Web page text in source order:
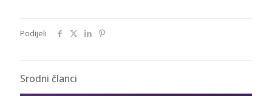
Podijeli
Srodni članci